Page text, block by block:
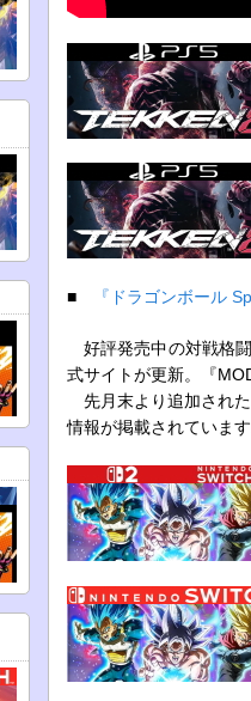
■ 『ドラゴンボール
好評発売中の対戦格
式サイトが更新。『
先月末より追加され
情報が掲載されています